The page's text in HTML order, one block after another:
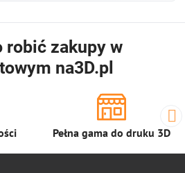
robić zakupy w
na3D.pl
Pełna gama do druku 3D